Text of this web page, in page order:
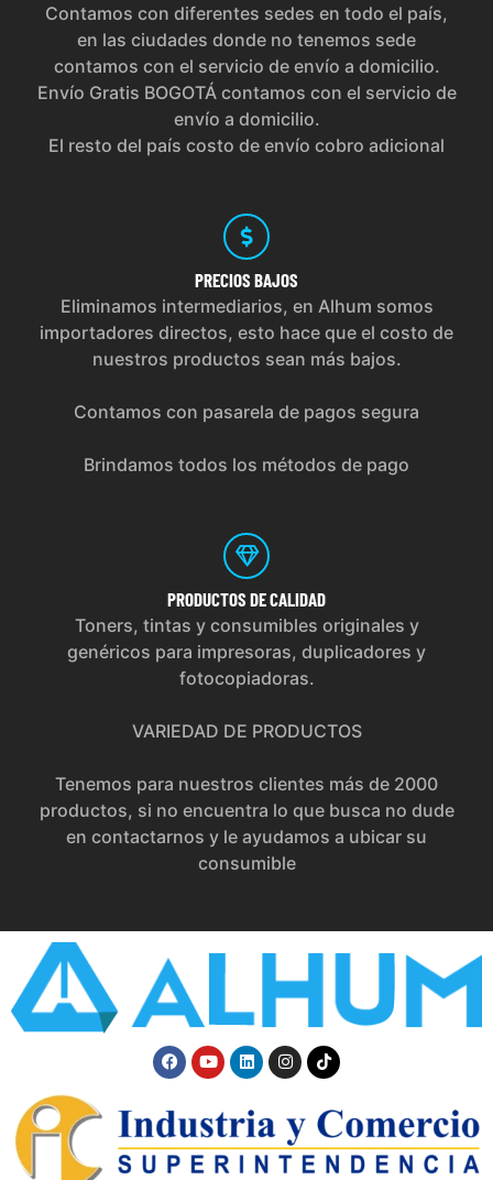
Contamos con diferentes sedes en todo el país,
en las ciudades donde no tenemos sede
contamos con el servicio de envío a domicilio.
Envío Gratis BOGOTÁ contamos con el servicio de
envío a domicilio.
El resto del país costo de envío cobro adicional
PRECIOS BAJOS
Eliminamos intermediarios, en Alhum somos
importadores directos, esto hace que el costo de
nuestros productos sean más bajos.
Contamos con pasarela de pagos segura
Brindamos todos los métodos de pago
PRODUCTOS DE CALIDAD
Toners, tintas y consumibles originales y
genéricos para impresoras, duplicadores y
fotocopiadoras.
VARIEDAD DE PRODUCTOS
Tenemos para nuestros clientes más de 2000
productos, si no encuentra lo que busca no dude
en contactarnos y le ayudamos a ubicar su
consumible